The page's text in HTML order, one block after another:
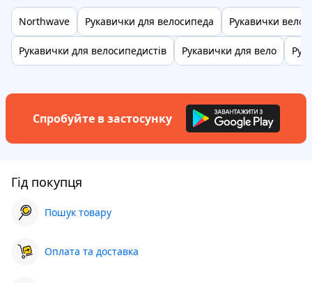
Northwave Рукавички для велосипеда Рукавички
Рукавички для велосипедистів Рукавички для вело
Спробуйте в застосунку
Гід покупця
Пошук товару
Оплата та доставка